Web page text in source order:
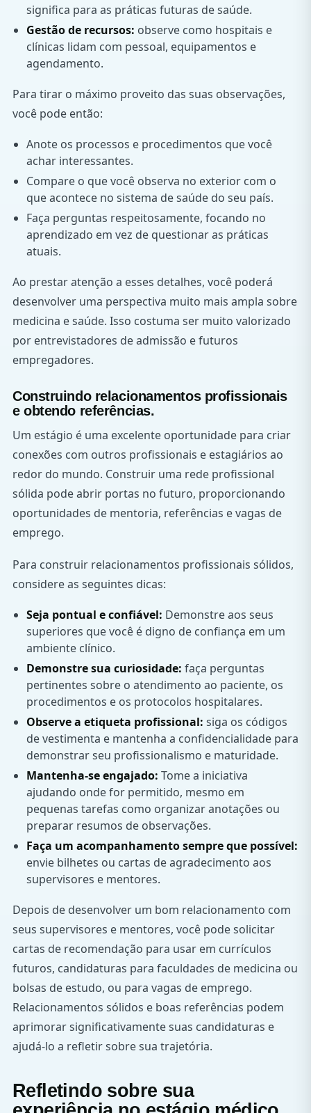
significa para as práticas futuras de saúde.
Gestão de recursos: observe como hospitais e
clínicas lidam com pessoal, equipamentos e
agendamento.
Para tirar o máximo proveito das suas observações,
você pode então:
Anote os processos e procedimentos que você
achar interessantes.
Compare o que você observa no exterior com o
que acontece no sistema de saúde do seu país.
Faça perguntas respeitosamente, focando no
aprendizado em vez de questionar as práticas
atuais.
Ao prestar atenção a esses detalhes, você poderá
desenvolver uma perspectiva muito mais ampla sobre
medicina e saúde. Isso costuma ser muito valorizado
por entrevistadores de admissão e futuros
empregadores.
Construindo relacionamentos profissionais
e obtendo referências.
Um estágio é uma excelente oportunidade para criar
conexões com outros profissionais e estagiários ao
redor do mundo. Construir uma rede profissional
sólida pode abrir portas no futuro, proporcionando
oportunidades de mentoria, referências e vagas de
emprego.
Para construir relacionamentos profissionais sólidos,
considere as seguintes dicas:
Seja pontual e confiável: Demonstre aos seus
superiores que você é digno de confiança em um
ambiente clínico.
Demonstre sua curiosidade: faça perguntas
pertinentes sobre o atendimento ao paciente, os
procedimentos e os protocolos hospitalares.
Observe a etiqueta profissional: siga os códigos
de vestimenta e mantenha a confidencialidade para
demonstrar seu profissionalismo e maturidade.
Mantenha-se engajado: Tome a iniciativa
ajudando onde for permitido, mesmo em
pequenas tarefas como organizar anotações ou
preparar resumos de observações.
Faça um acompanhamento sempre que possível:
envie bilhetes ou cartas de agradecimento aos
supervisores e mentores.
Depois de desenvolver um bom relacionamento com
seus supervisores e mentores, você pode solicitar
cartas de recomendação para usar em currículos
futuros, candidaturas para faculdades de medicina ou
bolsas de estudo, ou para vagas de emprego.
Relacionamentos sólidos e boas referências podem
aprimorar significativamente suas candidaturas e
ajudá-lo a refletir sobre sua trajetória.
Refletindo sobre sua